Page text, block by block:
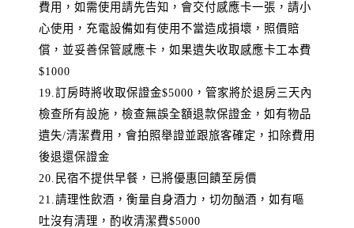
費用，如需使用請先告知，會交付感應卡一張，請小
心使用，充電設備如有使用不當造成損壞，照價賠
償，並妥善保管感應卡，如果遺失收取感應卡工本費
$1000
19.訂房時將收取保證金$5000，管家將於退房三天內
檢查所有設施，檢查無誤全額退款保證金，如有物品
遺失/清潔費用，會拍照舉證並跟旅客確定，扣除費用
後退還保證金
20.民宿不提供早餐，已將優惠回饋至房價
21.請理性飲酒，衡量自身酒力，切勿酗酒，如有嘔
吐沒有清理，酌收清潔費$5000